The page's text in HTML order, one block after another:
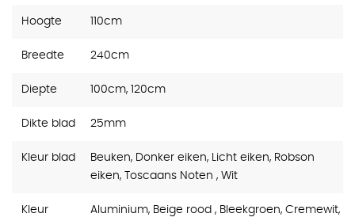
Hoogte 110cm
Breedte 240cm
Diepte 100cm, 120cm
Dikte blad 25mm
Kleur blad
Beuken, Donker eiken, Licht eiken, Robson
eiken, Toscaans Noten , Wit
Kleur
Aluminium, Beige rood , Bleekgroen, Cremewit,